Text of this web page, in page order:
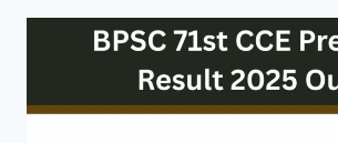
2025
OUT
–
DIRECT
PDF